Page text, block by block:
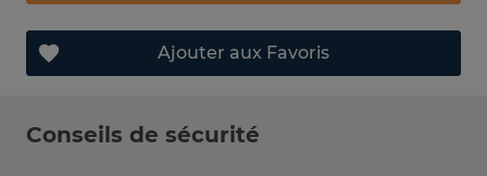
Ajouter aux Favoris
Conseils de sécurité